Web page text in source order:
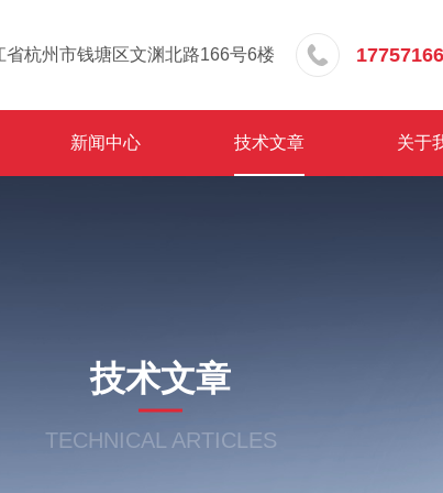
省杭州市钱塘区文渊北路166号6楼
新闻中心 技术文章 关于
技术文章
TECHNICAL ARTICLES